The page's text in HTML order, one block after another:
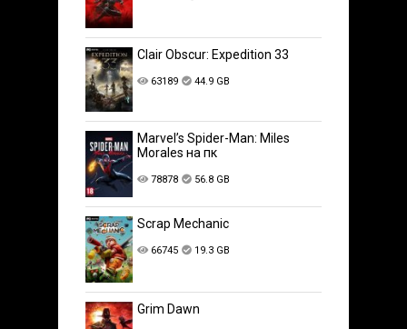
Clair Obscur: Expedition 33
63189 44.9 GB
Marvel’s Spider-Man: Miles
Morales на пк
78878 56.8 GB
Scrap Mechanic
66745 19.3 GB
Grim Dawn